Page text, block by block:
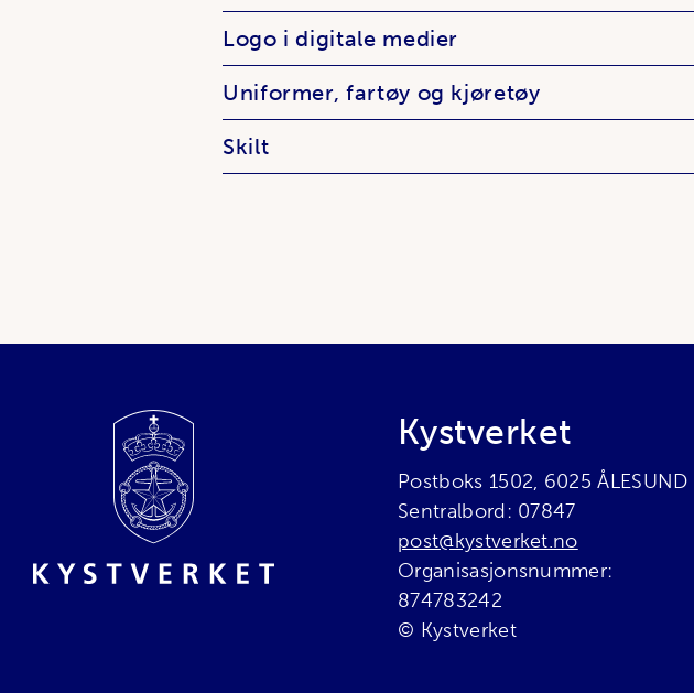
Logo i digitale medier
Uniformer, fartøy og kjøretøy
Skilt
Bunnområde Kystverket
Postboks 1502, 6025 ÅLESUND
Sentralbord: 07847
post@kystverket.no
Organisasjonsnummer:
874783242
© Kystverket